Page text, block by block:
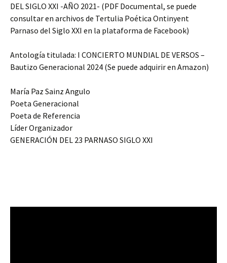
DEL SIGLO XXI -AÑO 2021- (PDF Documental, se puede
consultar en archivos de Tertulia Poética Ontinyent
Parnaso del Siglo XXI en la plataforma de Facebook)
Antología titulada: I CONCIERTO MUNDIAL DE VERSOS –
Bautizo Generacional 2024 (Se puede adquirir en Amazon)
María Paz Sainz Angulo
Poeta Generacional
Poeta de Referencia
Líder Organizador
GENERACIÓN DEL 23 PARNASO SIGLO XXI